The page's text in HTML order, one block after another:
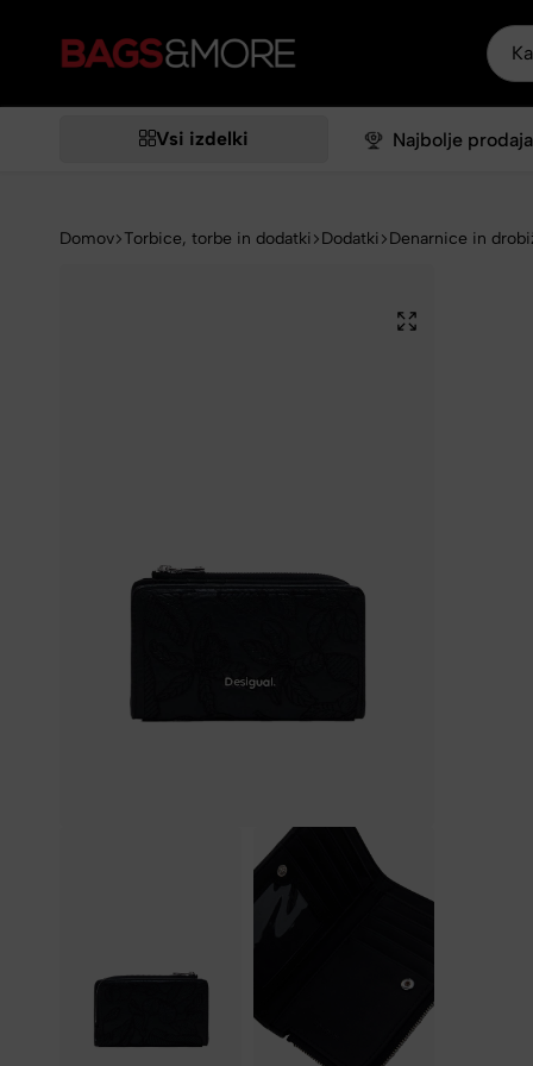
Vsi izdelki Najbolje
Domov Torbice, torbe in dodatki Dodatki Denarnice in